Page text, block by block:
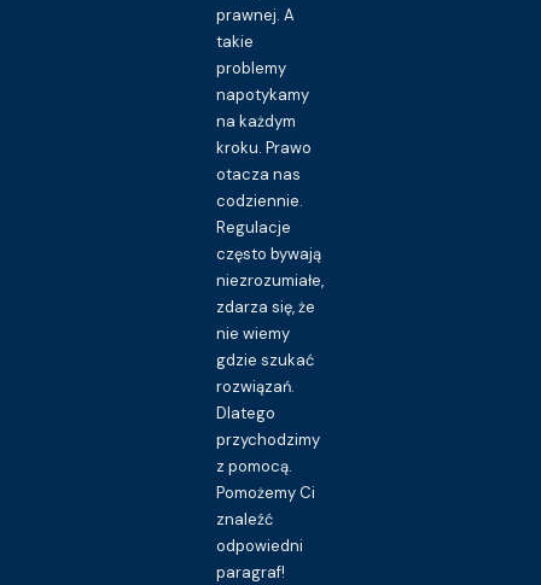
prawnej. A
takie
problemy
napotykamy
na każdym
kroku. Prawo
otacza nas
codziennie.
Regulacje
często bywają
niezrozumiałe,
zdarza się, że
nie wiemy
gdzie szukać
rozwiązań.
Dlatego
przychodzimy
z pomocą.
Pomożemy Ci
znaleźć
odpowiedni
paragraf!